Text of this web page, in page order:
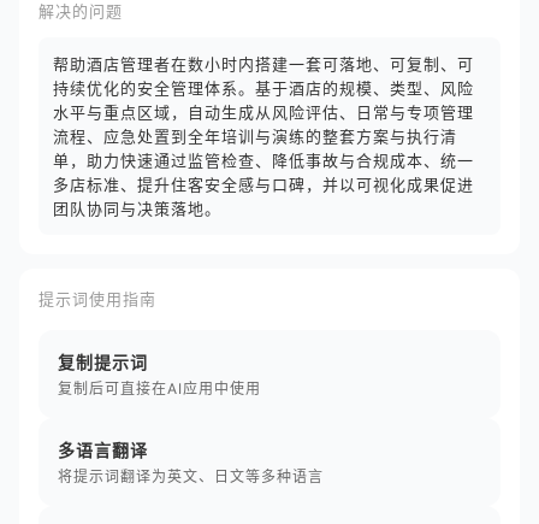
解决的问题
帮助酒店管理者在数小时内搭建一套可落地、可复制、可
持续优化的安全管理体系。基于酒店的规模、类型、风险
水平与重点区域，自动生成从风险评估、日常与专项管理
流程、应急处置到全年培训与演练的整套方案与执行清
单，助力快速通过监管检查、降低事故与合规成本、统一
多店标准、提升住客安全感与口碑，并以可视化成果促进
团队协同与决策落地。
提示词使用指南
复制提示词
复制后可直接在AI应用中使用
多语言翻译
将提示词翻译为英文、日文等多种语言